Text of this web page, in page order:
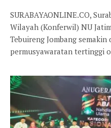
SURABAYAONLINE.CO,
Wilayah (Konferwil) NU
Tebuireng Jombang semakin
permusyawaratan tertinggi